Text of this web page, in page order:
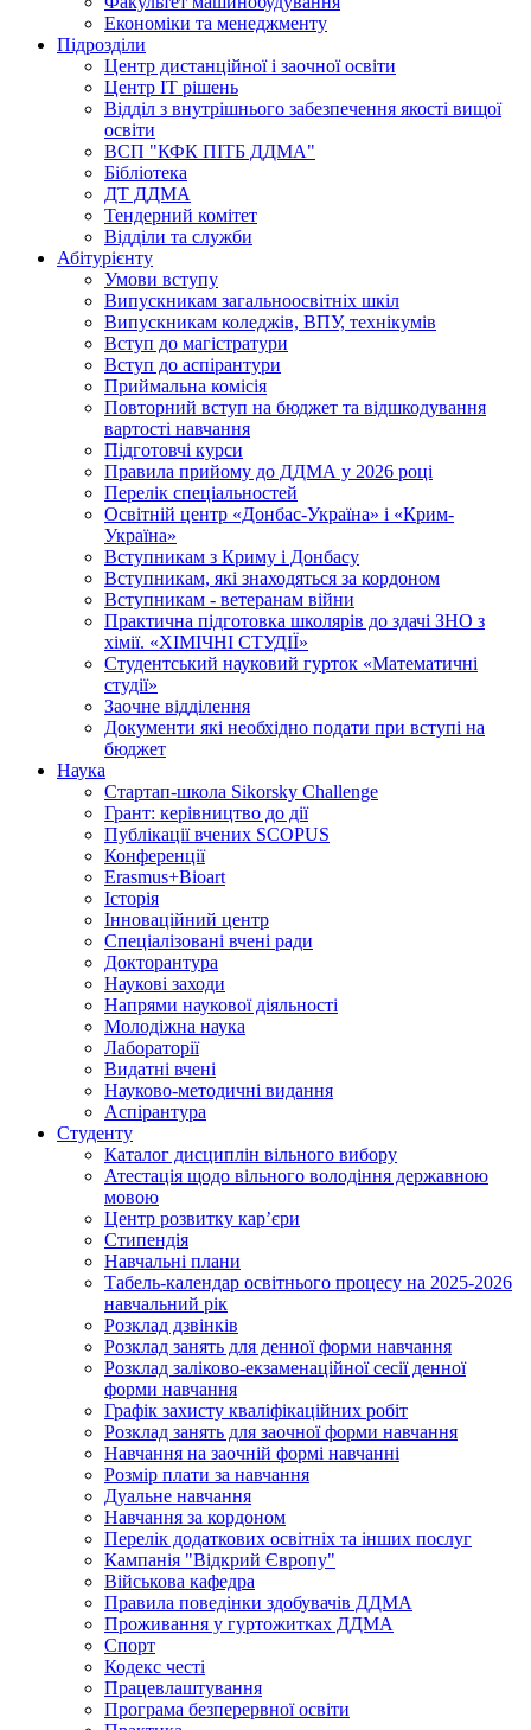
Економіки та менеджменту
Підрозділи
Центр дистанційної і заочної освіти
Центр ІТ рішень
Відділ з внутрішнього забезпечення якості вищої
освіти
ВСП "КФК ПІТБ ДДМА"
Бібліотека
ДТ ДДМА
Тендерний комітет
Відділи та служби
Абітурієнту
Умови вступу
Випускникам загальноосвітніх шкіл
Випускникам коледжів, ВПУ, технікумів
Вступ до магістратури
Вступ до аспірантури
Приймальна комісія
Повторний вступ на бюджет та відшкодування
вартості навчання
Підготовчі курси
Правила прийому до ДДМА у 2026 році
Перелік спеціальностей
Освітній центр «Донбас-Україна» і «Крим-
Україна»
Вступникам з Криму і Донбасу
Вступникам, які знаходяться за кордоном
Вступникам - ветеранам війни
Практична підготовка школярів до здачі ЗНО з
хімії. «ХІМІЧНІ СТУДІЇ»
Студентський науковий гурток «Математичні
студії»
Заочне відділення
Документи які необхідно подати при вступі на
бюджет
Наука
Стартап-школа Sikorsky Challenge
Грант: керівництво до дії
Публікації вчених SCOPUS
Конференції
Erasmus+Bioart
Історія
Інноваційний центр
Спеціалізовані вчені ради
Докторантура
Наукові заходи
Напрями наукової діяльності
Молодіжна наука
Лабораторії
Видатні вчені
Науково-методичні видання
Аспірантура
Студенту
Каталог дисциплін вільного вибору
Атестація щодо вільного володіння державною
мовою
Центр розвитку кар’єри
Стипендія
Навчальні плани
Табель-календар освітнього процесу на 2025-2026
навчальний рік
Розклад дзвінків
Розклад занять для денної форми навчання
Розклад заліково-екзаменаційної сесії денної
форми навчання
Графік захисту кваліфікаційних робіт
Розклад занять для заочної форми навчання
Навчання на заочній формі навчанні
Розмір плати за навчання
Дуальне навчання
Навчання за кордоном
Перелік додаткових освітніх та інших послуг
Кампанія "Відкрий Європу"
Військова кафедра
Правила поведінки здобувачів ДДМА
Проживання у гуртожитках ДДМА
Спорт
Кодекс честі
Працевлаштування
Програма безперервної освіти